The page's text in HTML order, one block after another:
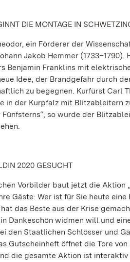
DIE MONTAGE IN
ein Förderer der
Jakob Hemmer
Benjamin Franklins mit
Idee, der Brandgefahr durch
zu begegnen. Kurfürst Carl
in der Kurpfalz mit Blitzableitern
Fünfsterns“, so wurde der
2020 GESUCHT
Vorbilder baut jetzt die Aktion
Gäste: Wer ist für Sie heute
das Beste aus der Krise
Dankeschön widmen will und
den Staatlichen Schlösser und
Gutscheinheft öffnet die Tore
die gesamte Aktion ist